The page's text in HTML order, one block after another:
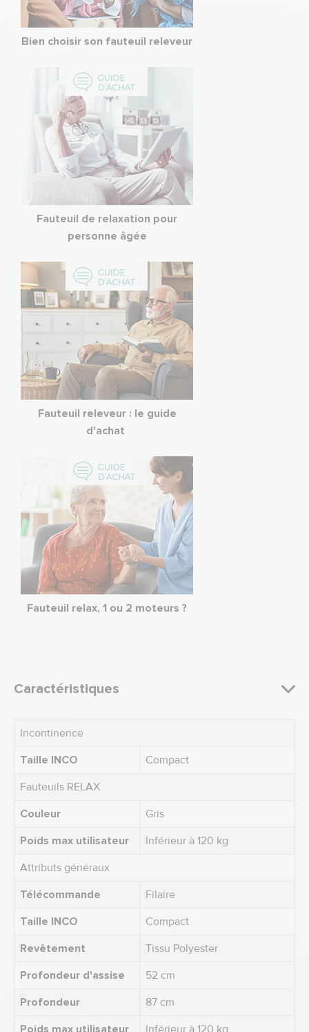
Caractéristiques
Incontinence
Taille INCO
Compact
Fauteuils RELAX
Couleur
Gris
Poids max utilisateur
Inférieur à 120 kg
Attributs généraux
Télécommande
Filaire
Taille INCO
Compact
Revêtement
Tissu Polyester
Profondeur d'assise
52 cm
Profondeur
87 cm
Bien choisir son fauteuil releveur
Fauteuil de relaxation pour
personne âgée
Fauteuil releveur : le guide
d'achat
Fauteuil relax, 1 ou 2 moteurs ?